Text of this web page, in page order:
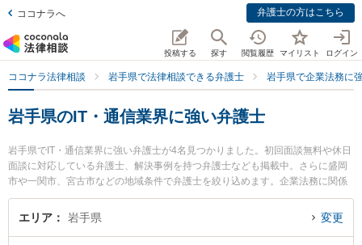
ココナラへ 弁護士の方はこちら
投稿する 探す 閲覧履歴 マイリスト ログイン
ココナラ法律相談 岩手県で法律相談できる弁護士 岩手県で企業法務に
岩手県のIT・通信業界に強い弁護士
岩手県でIT・通信業界に強い弁護士が4名見つかりました。初回面談無料や休日
面談に対応している弁護士、解決事例を持つ弁護士なども掲載中。さらに盛岡
市や一関市、宮古市などの地域条件で弁護士を絞り込めます。企業法務に関係
する顧問弁護士契約や契約書作成・リーガルチェック、雇用契約書・就業規則
作成等の細かな分野での絞り込み検索もでき便利です。特にベリーベスト法律
エリア 岩手県 変更